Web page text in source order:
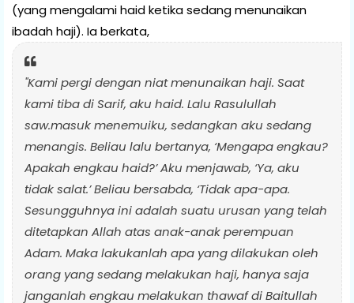
(yang mengalami haid ketika sedang menunaikan
ibadah haji). Ia berkata,
"Kami pergi dengan niat menunaikan haji. Saat
kami tiba di Sarif, aku haid. Lalu Rasulullah
saw.masuk menemuiku, sedangkan aku sedang
menangis. Beliau lalu bertanya, ‘Mengapa engkau?
Apakah engkau haid?’ Aku menjawab, ‘Ya, aku
tidak salat.’ Beliau bersabda, ‘Tidak apa-apa.
Sesungguhnya ini adalah suatu urusan yang telah
ditetapkan Allah atas anak-anak perempuan
Adam. Maka lakukanlah apa yang dilakukan oleh
orang yang sedang melakukan haji, hanya saja
janganlah engkau melakukan thawaf di Baitullah